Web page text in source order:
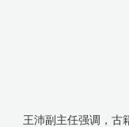
王沛副主任强调，古